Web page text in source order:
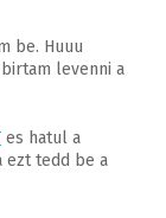
be. Huuu
levenni a
es hatul a
ezt tedd be a